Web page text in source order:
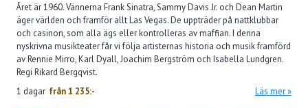
Året är 1960. Vännerna Frank Sinatra, Sammy Davis Jr. och Dean Martin
äger världen och framför allt Las Vegas. De uppträder på nattklubbar
och casinon, som alla ägs eller kontrolleras av maffian. I denna
nyskrivna musikteater får vi följa artisternas historia och musik framförd
av Rennie Mirro, Karl Dyall, Joachim Bergström och Isabella Lundgren.
Regi Rikard Bergqvist.
1 dagar från1 235:- Läs mer